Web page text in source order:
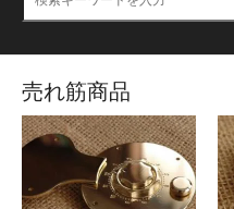
売れ筋商品